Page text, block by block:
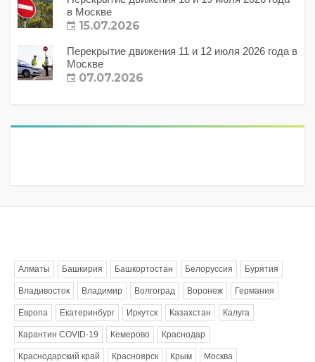
в Москве
15.07.2026
Перекрытие движения 11 и 12 июля 2026 года в
Москве
07.07.2026
Алматы Башкирия Башкортостан Белоруссия Бурятия
Владивосток Владимир Волгоград Воронеж Германия
Европа Екатеринбург Иркутск Казахстан Калуга
Карантин COVID-19 Кемерово Краснодар
Краснодарский край Красноярск Крым Москва